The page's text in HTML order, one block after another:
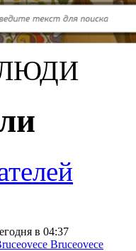
в 04:37
Bruceovece